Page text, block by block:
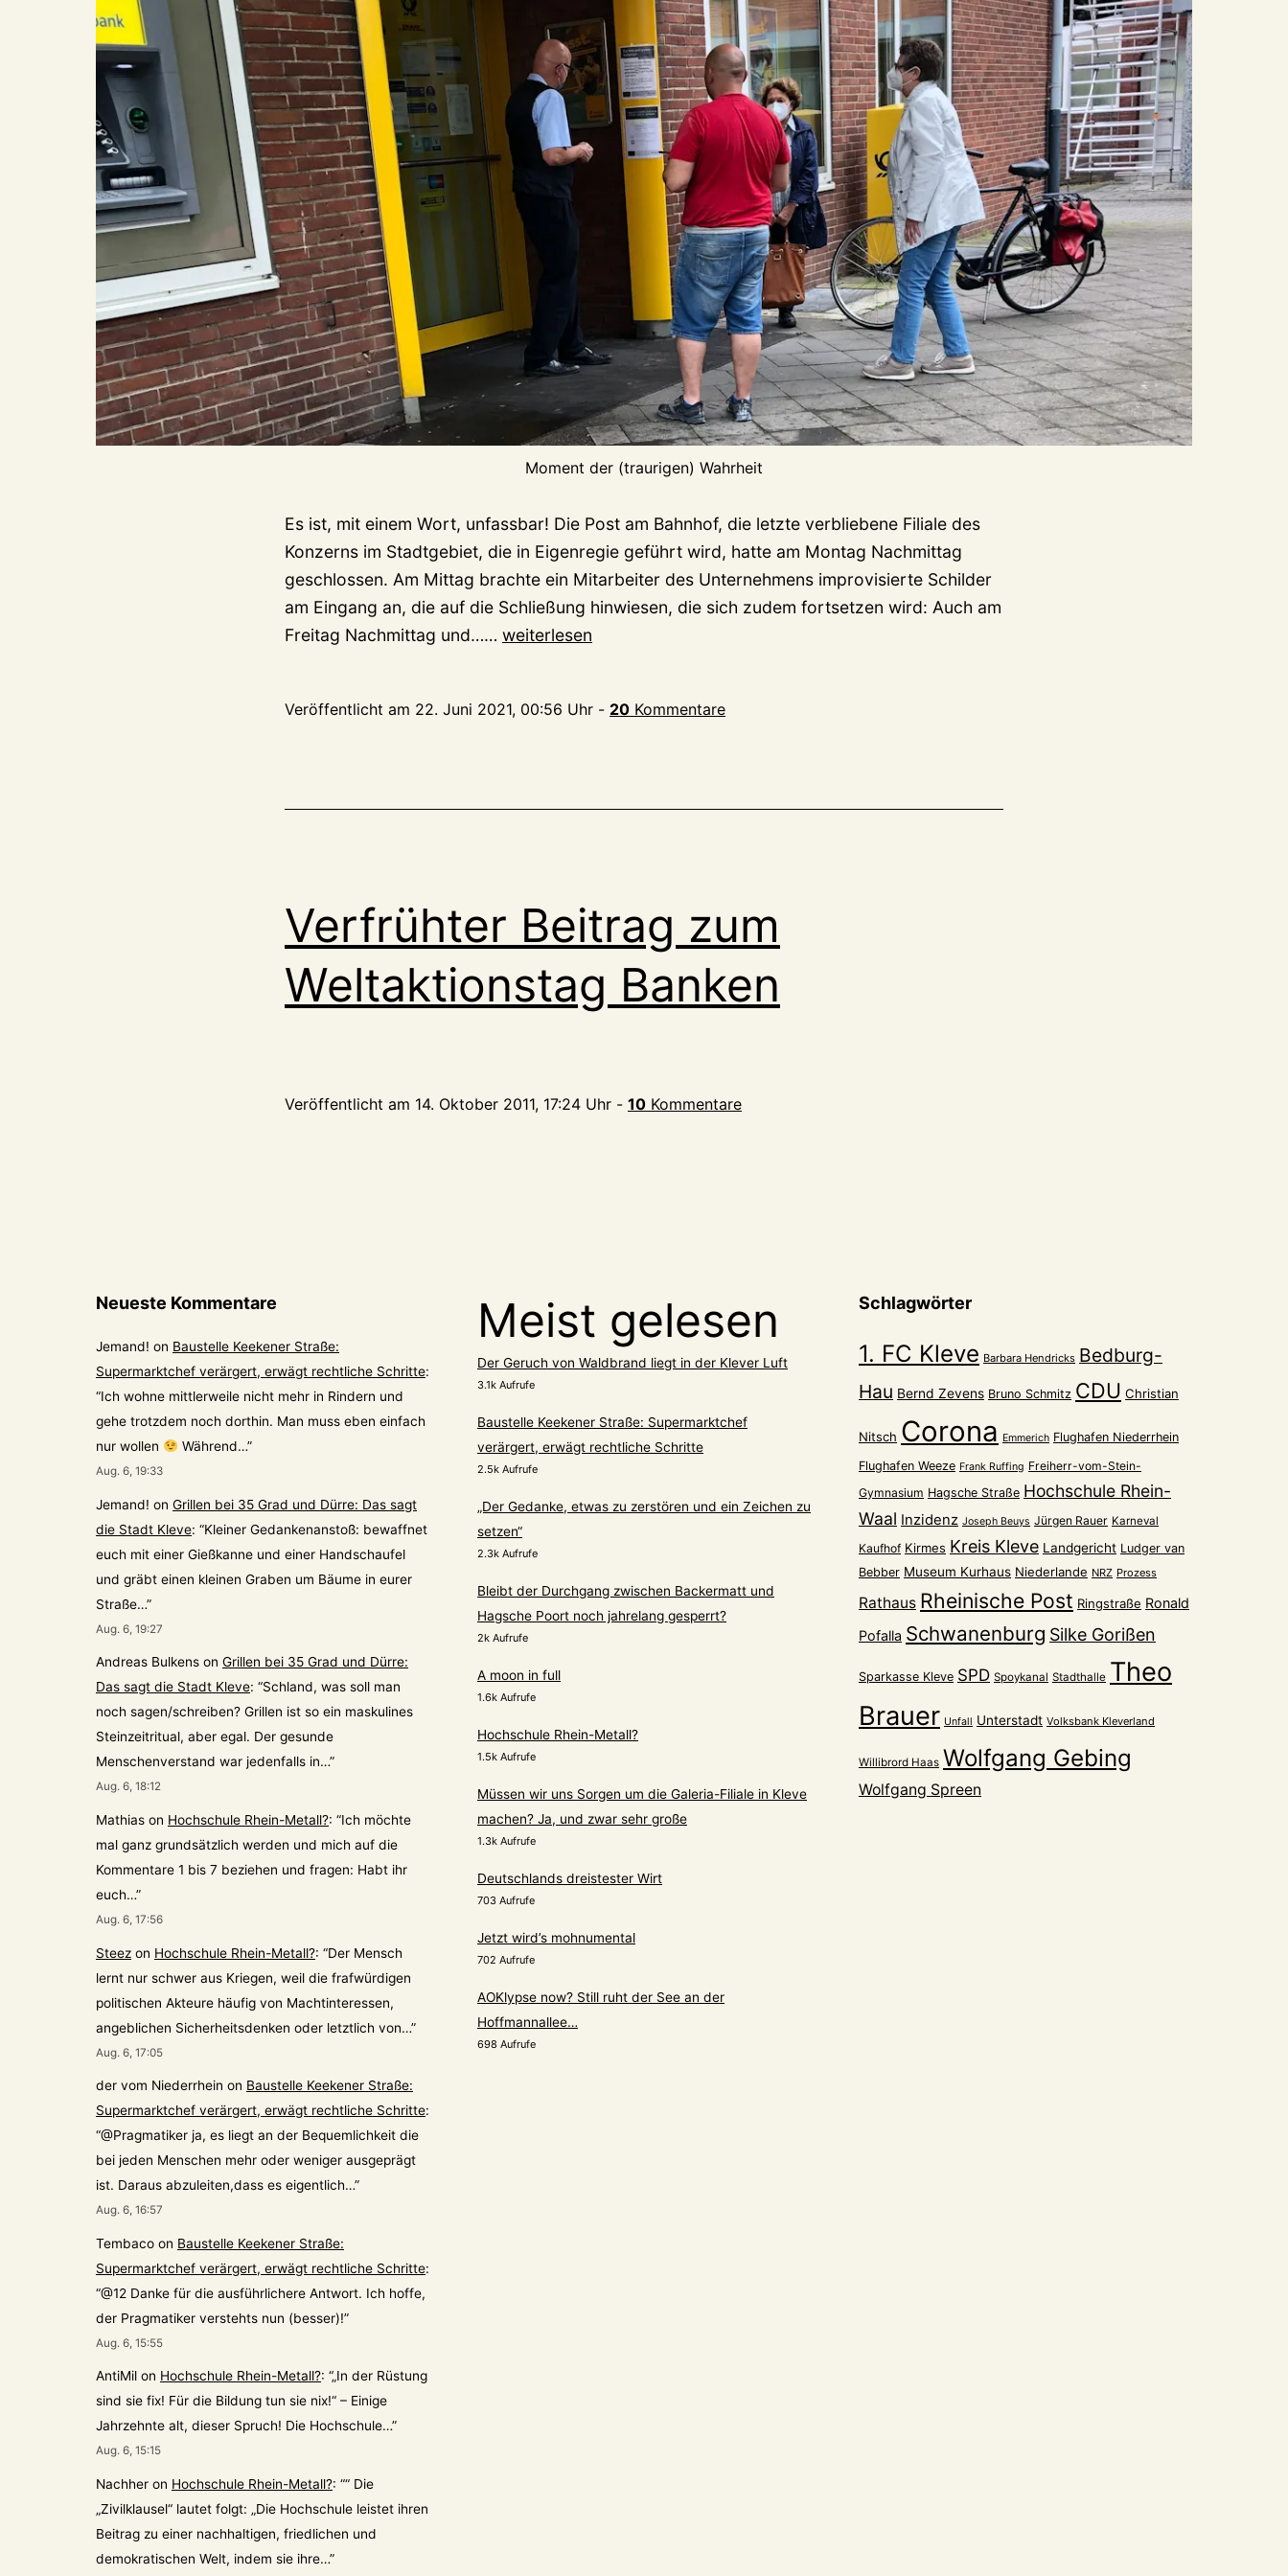
Moment der (traurigen) Wahrheit
Es ist, mit einem Wort, unfassbar! Die Post am Bahnhof, die letzte verbliebene Filiale des
Konzerns im Stadtgebiet, die in Eigenregie geführt wird, hatte am Montag Nachmittag
geschlossen. Am Mittag brachte ein Mitarbeiter des Unternehmens improvisierte Schilder
am Eingang an, die auf die Schließung hinwiesen, die sich zudem fortsetzen wird: Auch am
Freitag Nachmittag und…… Post
zu!
weiterlesen
Veröffentlicht am 22. Juni 2021, 00:56 Uhr - 20 Kommentare
Verfrühter Beitrag zum
Weltaktionstag Banken
Veröffentlicht am 14. Oktober 2011, 17:24 Uhr - 10 Kommentare
Neueste Kommentare
Jemand! on Baustelle Keekener Straße:
Supermarktchef verärgert, erwägt rechtliche Schritte:
“Ich wohne mittlerweile nicht mehr in Rindern und
gehe trotzdem noch dorthin. Man muss eben einfach
nur wollen
Während…”
Aug. 6, 19:33
Jemand! on Grillen bei 35 Grad und Dürre: Das sagt
die Stadt Kleve: “Kleiner Gedankenanstoß: bewaffnet
euch mit einer Gießkanne und einer Handschaufel
und gräbt einen kleinen Graben um Bäume in eurer
Straße…”
Aug. 6, 19:27
Andreas Bulkens on Grillen bei 35 Grad und Dürre:
Das sagt die Stadt Kleve: “Schland, was soll man
noch sagen/schreiben? Grillen ist so ein maskulines
Steinzeitritual, aber egal. Der gesunde
Menschenverstand war jedenfalls in…”
Aug. 6, 18:12
Mathias on Hochschule Rhein-Metall?: “Ich möchte
mal ganz grundsätzlich werden und mich auf die
Kommentare 1 bis 7 beziehen und fragen: Habt ihr
euch…”
Aug. 6, 17:56
Steez on Hochschule Rhein-Metall?: “Der Mensch
lernt nur schwer aus Kriegen, weil die frafwürdigen
politischen Akteure häufig von Machtinteressen,
angeblichen Sicherheitsdenken oder letztlich von…”
Aug. 6, 17:05
der vom Niederrhein on Baustelle Keekener Straße:
Supermarktchef verärgert, erwägt rechtliche Schritte:
“@Pragmatiker ja, es liegt an der Bequemlichkeit die
bei jeden Menschen mehr oder weniger ausgeprägt
ist. Daraus abzuleiten,dass es eigentlich…”
Aug. 6, 16:57
Tembaco on Baustelle Keekener Straße:
Supermarktchef verärgert, erwägt rechtliche Schritte:
“@12 Danke für die ausführlichere Antwort. Ich hoffe,
der Pragmatiker verstehts nun (besser)!”
Aug. 6, 15:55
AntiMil on Hochschule Rhein-Metall?: “„In der Rüstung
sind sie fix! Für die Bildung tun sie nix!“ – Einige
Jahrzehnte alt, dieser Spruch! Die Hochschule…”
Aug. 6, 15:15
Nachher on Hochschule Rhein-Metall?: ““ Die
„Zivilklausel“ lautet folgt: „Die Hochschule leistet ihren
Beitrag zu einer nachhaltigen, friedlichen und
demokratischen Welt, indem sie ihre…”
Meist gelesen
Der Geruch von Waldbrand liegt in der Klever Luft
3.1k Aufrufe
Baustelle Keekener Straße: Supermarktchef
verärgert, erwägt rechtliche Schritte
2.5k Aufrufe
„Der Gedanke, etwas zu zerstören und ein Zeichen zu
setzen“
2.3k Aufrufe
Bleibt der Durchgang zwischen Backermatt und
Hagsche Poort noch jahrelang gesperrt?
2k Aufrufe
A moon in full
1.6k Aufrufe
Hochschule Rhein-Metall?
1.5k Aufrufe
Müssen wir uns Sorgen um die Galeria-Filiale in Kleve
machen? Ja, und zwar sehr große
1.3k Aufrufe
Deutschlands dreistester Wirt
703 Aufrufe
Jetzt wird’s mohnumental
702 Aufrufe
AOKlypse now? Still ruht der See an der
Hoffmannallee…
698 Aufrufe
Schlagwörter
1. FC Kleve Barbara Hendricks Bedburg-
Hau Bernd Zevens Bruno Schmitz CDU Christian
Nitsch Corona Emmerich Flughafen Niederrhein
Flughafen Weeze Frank Ruffing Freiherr-vom-Stein-
Gymnasium Hagsche Straße Hochschule Rhein-
Waal Inzidenz Joseph Beuys Jürgen Rauer Karneval
Kaufhof Kirmes Kreis Kleve Landgericht Ludger van
Bebber Museum Kurhaus Niederlande NRZ Prozess
Rathaus Rheinische Post Ringstraße Ronald
Pofalla Schwanenburg Silke Gorißen
Sparkasse Kleve SPD Spoykanal Stadthalle Theo
Brauer Unfall Unterstadt Volksbank Kleverland
Willibrord Haas Wolfgang Gebing
Wolfgang Spreen